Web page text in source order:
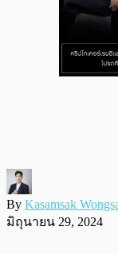
By Kasamsak
มิถุนายน 29, 2024